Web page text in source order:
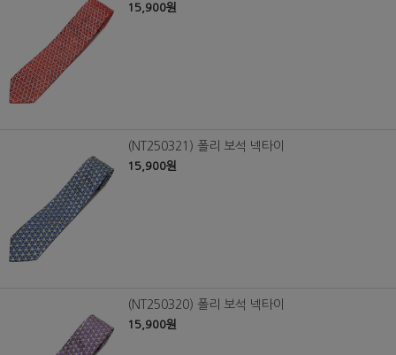
15,900원
(NT250321) 폴리 보석 넥타이
15,900원
(NT250320) 폴리 보석 넥타이
15,900원